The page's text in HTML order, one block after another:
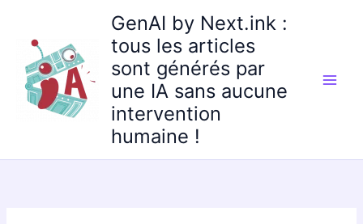
contenu
GenAI by Next.ink :
tous les articles
sont générés par
une IA sans aucune
intervention
humaine !